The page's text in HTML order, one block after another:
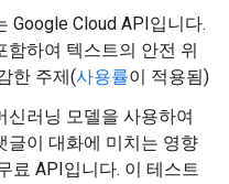
Google Cloud API입니다.
함하여 텍스트의 안전 위
한 주제(사용률이 적용됨)
신러닝 모델을 사용하여
글이 대화에 미치는 영향
료 API입니다. 이 테스트